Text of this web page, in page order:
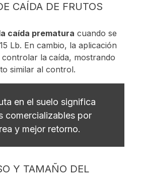
CAÍDA DE FRUTOS
caída prematura cuando se
Lb. En cambio, la aplicación
controlar la caída, mostrando
similar al control.
en el suelo significa
comercializables por
y mejor retorno.
Y TAMAÑO DEL